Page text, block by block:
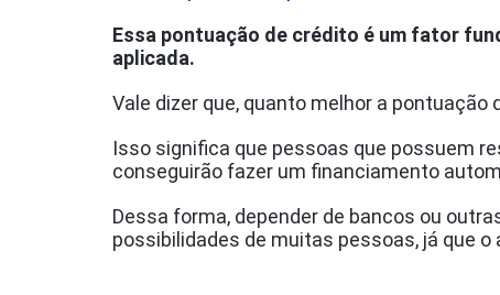
Essa pontuação de crédito é um fator
aplicada.
Vale dizer que, quanto melhor a
Isso significa que pessoas que possuem
conseguirão fazer um financiamento
Dessa forma, depender de bancos ou
possibilidades de muitas pessoas, já que